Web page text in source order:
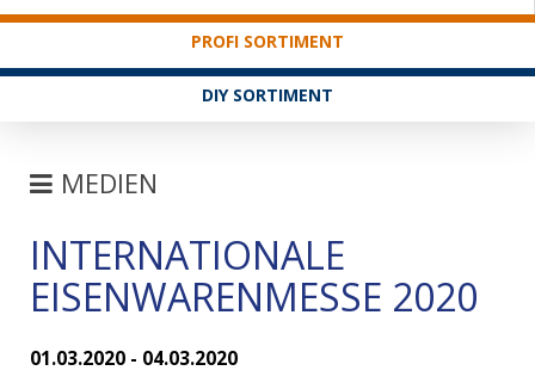
PROFI SORTIMENT
DIY SORTIMENT
MEDIEN
MESSEN
NEWS
INTERNATIONALE
EISENWARENMESSE 2020
01.03.2020 - 04.03.2020